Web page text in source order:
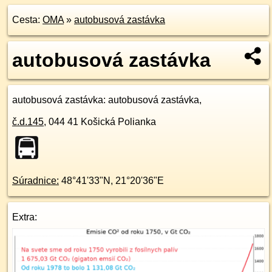
Cesta: OMA» autobusová zastávka
autobusová zastávka
autobusová zastávka: autobusová zastávka,
č.d.145, 044 41 Košická Polianka
Súradnice: 48°41'33"N , 21°20'36"E
Extra: